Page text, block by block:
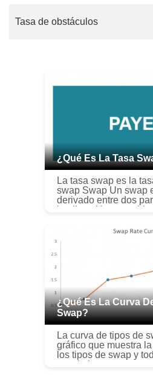
Tasa de obstáculos
¿Qué Es La Tasa
La tasa swap es la
swap Swap Un swap
derivado entre dos
implica el intercambio
dos instrumentos
¿Qué Es La Curva
Swap?
La curva de tipos de
gráfico que muestra
los tipos de swap y
vencimientos